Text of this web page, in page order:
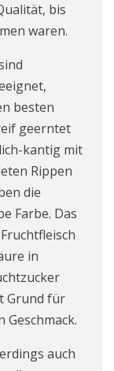
bis
waren.
besten
geerntet
kantig mit
Rippen
die
Farbe. Das
in
Grund für
auch